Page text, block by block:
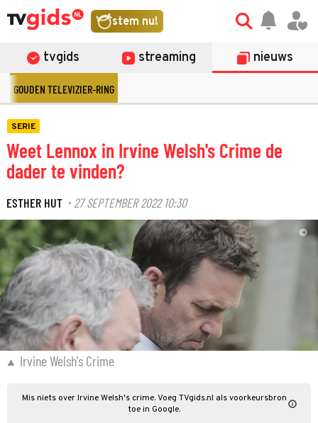
stem nu!
tvgids streaming nieuws
GOUDEN TELEVIZIER-RING
SERIE
Weet Lennox in Irvine Welsh's Crime de
dader te vinden?
ESTHER HUT · 27 SEPTEMBER 2022 10:30
©
Irvine Welsh's Crime
Mis niets over Irvine Welsh's crime. Voeg TVgids.nl als voorkeursbron
toe in Google.